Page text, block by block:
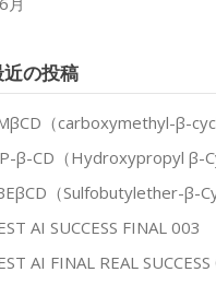
の投稿
（carboxymethyl-β-
β-CD（Hydroxypropyl β-
（Sulfobutylether-β-
AI SUCCESS FINAL 003
AI FINAL REAL SUCCESS